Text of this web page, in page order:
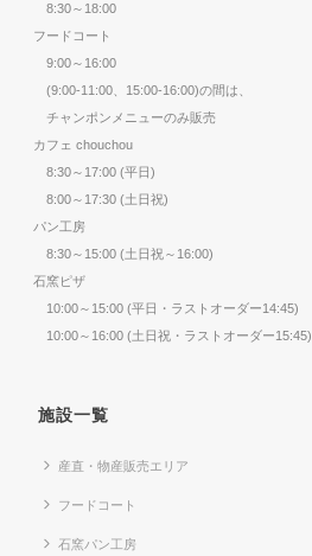
8:30～18:00
フードコート
9:00～16:00
(9:00-11:00、15:00-16:00)の間は、
チャンポンメニューのみ販売
カフェ chouchou
8:30～17:00 (平日)
8:00～17:30 (土日祝)
パン工房
8:30～15:00 (土日祝～16:00)
石窯ピザ
10:00～15:00 (平日・ラストオーダー14:45)
10:00～16:00 (土日祝・ラストオーダー15:45)
施設一覧
産直・物産販売エリア
フードコート
石窯パン工房